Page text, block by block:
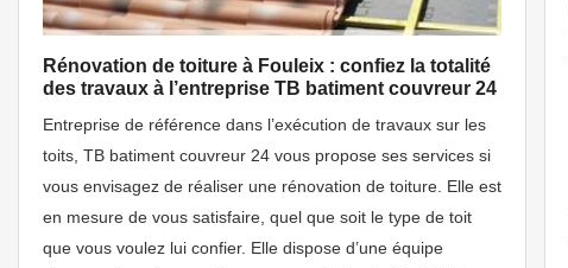
Rénovation de toiture à Fouleix : confiez la totalité
des travaux à l’entreprise TB batiment couvreur 24
Entreprise de référence dans l’exécution de travaux sur les
toits, TB batiment couvreur 24 vous propose ses services si
vous envisagez de réaliser une rénovation de toiture. Elle est
en mesure de vous satisfaire, quel que soit le type de toit
que vous voulez lui confier. Elle dispose d’une équipe